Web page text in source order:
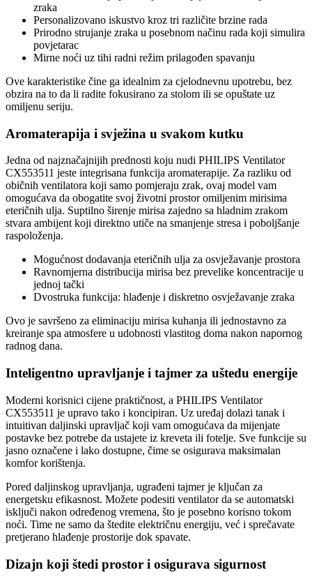
zraka
Personalizovano iskustvo kroz tri različite brzine rada
Prirodno strujanje zraka u posebnom načinu rada koji simulira
povjetarac
Mirne noći uz tihi radni režim prilagođen spavanju
Ove karakteristike čine ga idealnim za cjelodnevnu upotrebu, bez
obzira na to da li radite fokusirano za stolom ili se opuštate uz
omiljenu seriju.
Aromaterapija i svježina u svakom kutku
Jedna od najznačajnijih prednosti koju nudi PHILIPS Ventilator
CX553511 jeste integrisana funkcija aromaterapije. Za razliku od
običnih ventilatora koji samo pomjeraju zrak, ovaj model vam
omogućava da obogatite svoj životni prostor omiljenim mirisima
eteričnih ulja. Suptilno širenje mirisa zajedno sa hladnim zrakom
stvara ambijent koji direktno utiče na smanjenje stresa i poboljšanje
raspoloženja.
Mogućnost dodavanja eteričnih ulja za osvježavanje prostora
Ravnomjerna distribucija mirisa bez prevelike koncentracije u
jednoj tački
Dvostruka funkcija: hlađenje i diskretno osvježavanje zraka
Ovo je savršeno za eliminaciju mirisa kuhanja ili jednostavno za
kreiranje spa atmosfere u udobnosti vlastitog doma nakon napornog
radnog dana.
Inteligentno upravljanje i tajmer za uštedu energije
Moderni korisnici cijene praktičnost, a PHILIPS Ventilator
CX553511 je upravo tako i koncipiran. Uz uređaj dolazi tanak i
intuitivan daljinski upravljač koji vam omogućava da mijenjate
postavke bez potrebe da ustajete iz kreveta ili fotelje. Sve funkcije su
jasno označene i lako dostupne, čime se osigurava maksimalan
komfor korištenja.
Pored daljinskog upravljanja, ugrađeni tajmer je ključan za
energetsku efikasnost. Možete podesiti ventilator da se automatski
isključi nakon određenog vremena, što je posebno korisno tokom
noći. Time ne samo da štedite električnu energiju, već i sprečavate
pretjerano hlađenje prostorije dok spavate.
Dizajn koji štedi prostor i osigurava sigurnost